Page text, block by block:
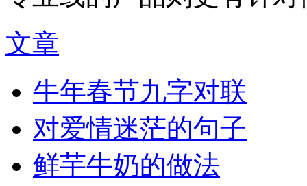
文章
牛年春节九字对联
对爱情迷茫的句子
鲜芋牛奶的做法